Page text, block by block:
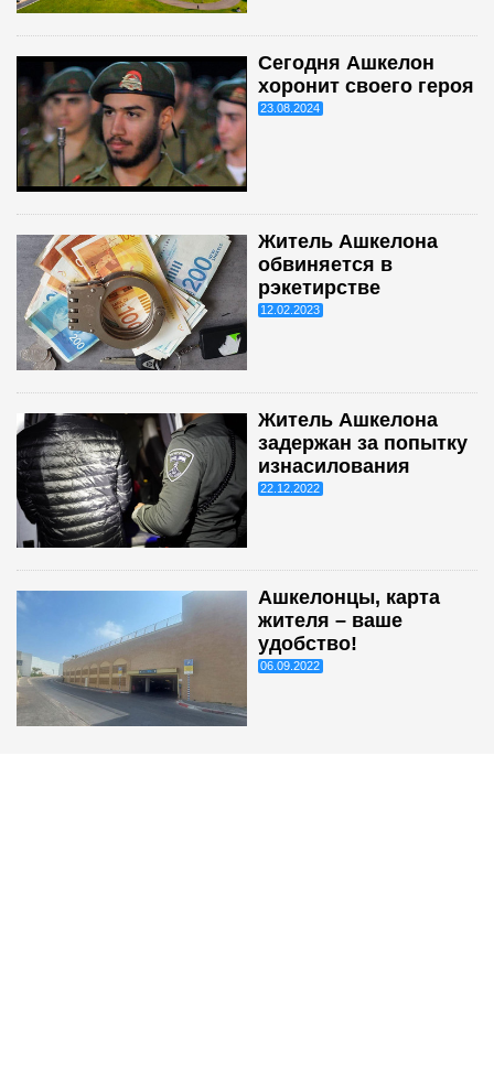
Сегодня Ашкелон
хоронит своего героя
23.08.2024
Житель Ашкелона
обвиняется в
рэкетирстве
12.02.2023
Житель Ашкелона
задержан за попытку
изнасилования
22.12.2022
Ашкелонцы, карта
жителя – ваше
удобство!
06.09.2022